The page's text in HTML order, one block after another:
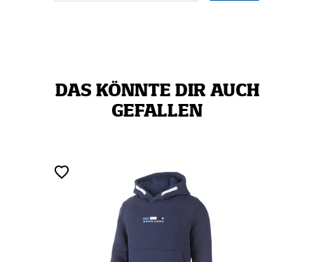
DAS KÖNNTE DIR AUCH
GEFALLEN